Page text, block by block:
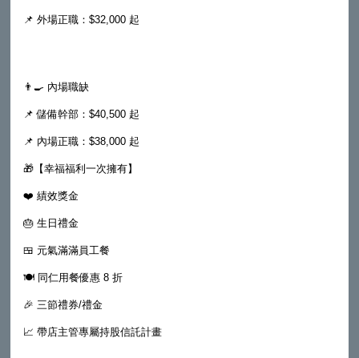
📌 外場正職：$32,000 起
👨‍🍳 內場職缺
📌 儲備幹部：$40,500 起
📌 內場正職：$38,000 起
🎁【幸福福利一次擁有】
❤️ 績效獎金
🎂 生日禮金
🍱 元氣滿滿員工餐
🍽 同仁用餐優惠 8 折
🎉 三節禮券/禮金
📈 帶店主管專屬持股信託計畫